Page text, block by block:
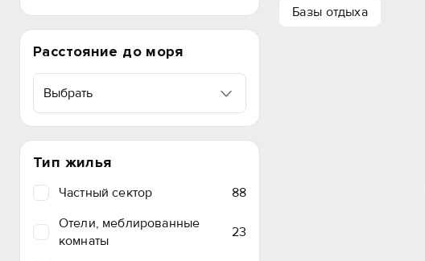
Расстояние до моря
Выбрать
Тип жилья
Частный сектор
88
Отели, меблированные
комнаты
23
Базы отдыха